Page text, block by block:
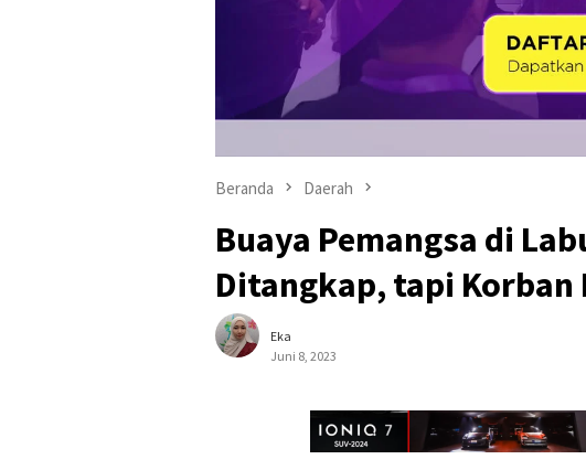
Beranda Daerah
Buaya Pemangsa di
Ditangkap, tapi Korban
Eka
Juni 8, 2023